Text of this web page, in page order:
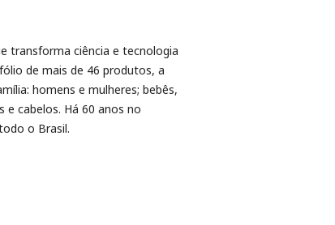
transforma ciência e tecnologia
de mais de 46 produtos, a
homens e mulheres; bebês,
cabelos. Há 60 anos no
o Brasil.